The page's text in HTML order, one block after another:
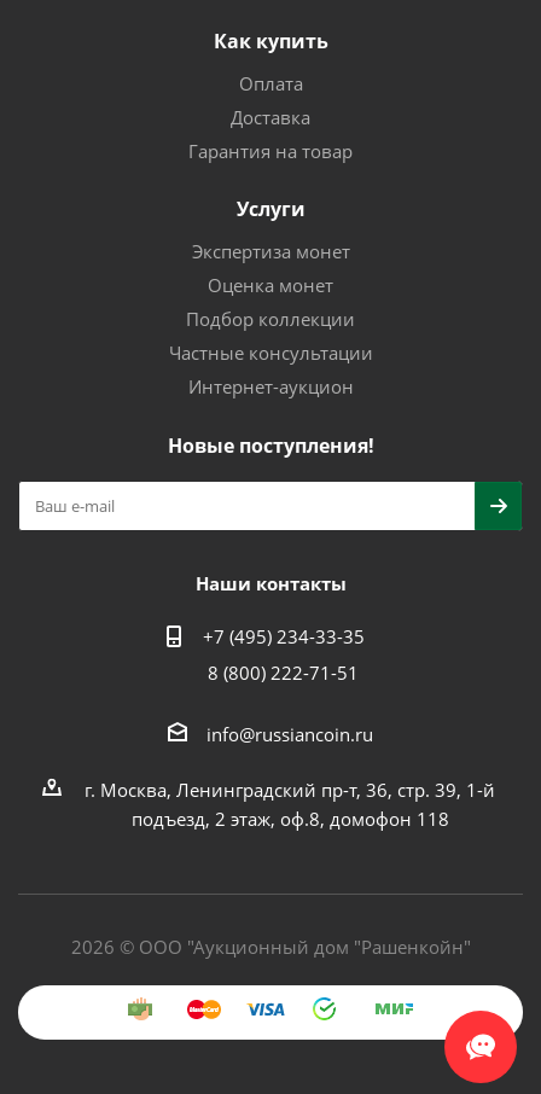
Как купить
Оплата
Доставка
Гарантия на товар
Услуги
Экспертиза монет
Оценка монет
Подбор коллекции
Частные консультации
Интернет-аукцион
Новые поступления!
Наши контакты
+7 (495) 234-33-35
8 (800) 222-71-51
info@russiancoin.ru
г. Москва, Ленинградский пр-т, 36, стр. 39, 1-й
подъезд, 2 этаж, оф.8, домофон 118
2026 © ООО "Аукционный дом "Рашенкойн"